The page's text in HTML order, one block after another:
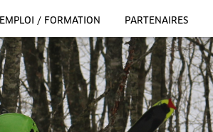
EMPLOI / FORMATION PARTENAIRES